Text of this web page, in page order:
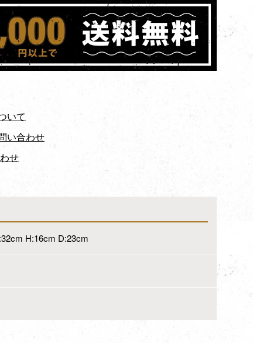
いて
い合わせ
せ
H:16cm D:23cm